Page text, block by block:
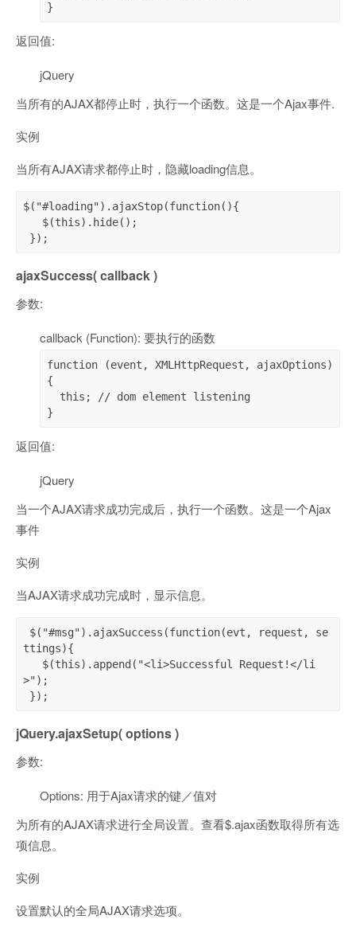
}
返回值:
jQuery
当所有的AJAX都停止时，执行一个函数。这是一个Ajax事件.
实例
当所有AJAX请求都停止时，隐藏loading信息。
$("#loading").ajaxStop(function(){
});
ajaxSuccess( callback )
参数:
callback (Function): 要执行的函数
function (event, XMLHttpRequest, ajaxOptions)
{
}
返回值:
jQuery
当一个AJAX请求成功完成后，执行一个函数。这是一个Ajax
事件
实例
当AJAX请求成功完成时，显示信息。
ttings){
>");
});
jQuery.ajaxSetup( options )
参数:
Options: 用于Ajax请求的键／值对
为所有的AJAX请求进行全局设置。查看$.ajax函数取得所有选
项信息。
实例
设置默认的全局AJAX请求选项。